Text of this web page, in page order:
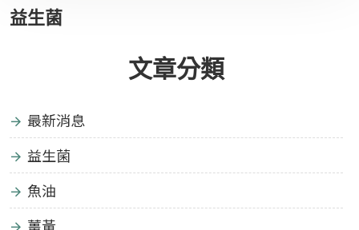
益生菌
文章分類
最新消息
益生菌
魚油
薑黃